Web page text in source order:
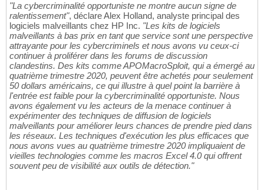
"La cybercriminalité opportuniste ne montre aucun signe de
ralentissement", déclare Alex Holland, analyste principal des
logiciels malveillants chez HP Inc. "Les kits de logiciels
malveillants à bas prix en tant que service sont une perspective
attrayante pour les cybercriminels et nous avons vu ceux-ci
continuer à proliférer dans les forums de discussion
clandestins. Des kits comme APOMacroSploit, qui a émergé au
quatrième trimestre 2020, peuvent être achetés pour seulement
50 dollars américains, ce qui illustre à quel point la barrière à
l'entrée est faible pour la cybercriminalité opportuniste. Nous
avons également vu les acteurs de la menace continuer à
expérimenter des techniques de diffusion de logiciels
malveillants pour améliorer leurs chances de prendre pied dans
les réseaux. Les techniques d'exécution les plus efficaces que
nous avons vues au quatrième trimestre 2020 impliquaient de
vieilles technologies comme les macros Excel 4.0 qui offrent
souvent peu de visibilité aux outils de détection."